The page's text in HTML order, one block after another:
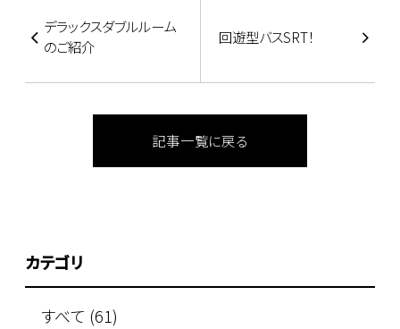
デラックスダブルルーム
のご紹介
回遊型バスSRT！
記事一覧に戻る
カテゴリ
すべて (61)